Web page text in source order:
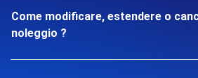
Come modificare, estendere o
noleggio ?